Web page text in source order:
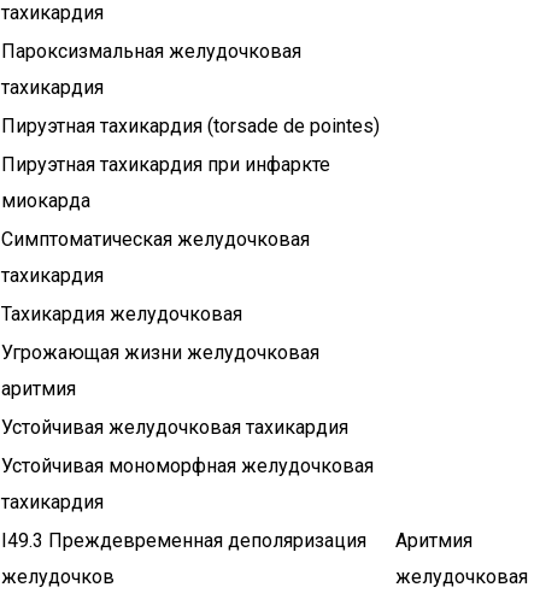
тахикардия
Пароксизмальная желудочковая
тахикардия
Пируэтная тахикардия (torsade de pointes)
Пируэтная тахикардия при инфаркте
миокарда
Симптоматическая желудочковая
тахикардия
Тахикардия желудочковая
Угрожающая жизни желудочковая
аритмия
Устойчивая желудочковая тахикардия
Устойчивая мономорфная желудочковая
тахикардия
I49.3 Преждевременная деполяризация
желудочков
Аритмия
желудочковая